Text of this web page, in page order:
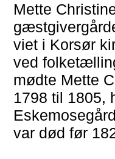
Mette
viet i Korsør
ved
mødte Mette
1798 til 1805,
var død før